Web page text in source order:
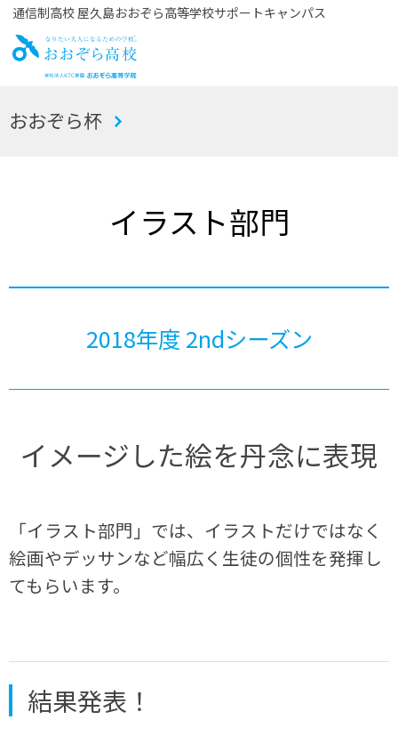
通信制高校 屋久島おおぞら高等学校サポートキャンパス
お
おおぞら杯
イラスト部門
2018年度 2ndシーズン
イメージした絵を丹念に表現
「イラスト部門」では、イラストだけではなく
絵画やデッサンなど幅広く生徒の個性を発揮し
てもらいます。
結果発表！